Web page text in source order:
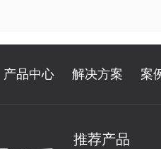
产品中心 解决方案 案
推荐产品